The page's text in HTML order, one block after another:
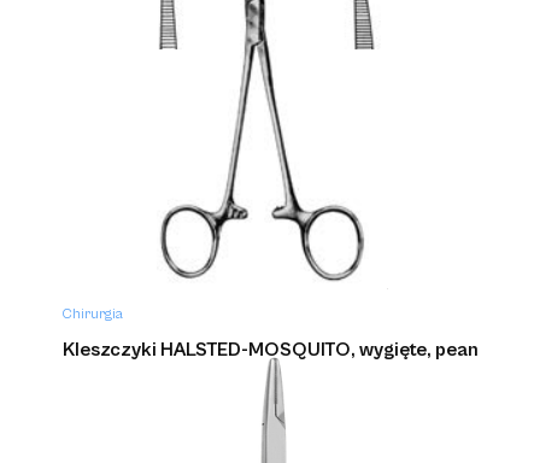
Chirurgia
Kleszczyki HALSTED-MOSQUITO, wygięte, pean